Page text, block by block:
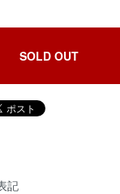
SOLD OUT
記